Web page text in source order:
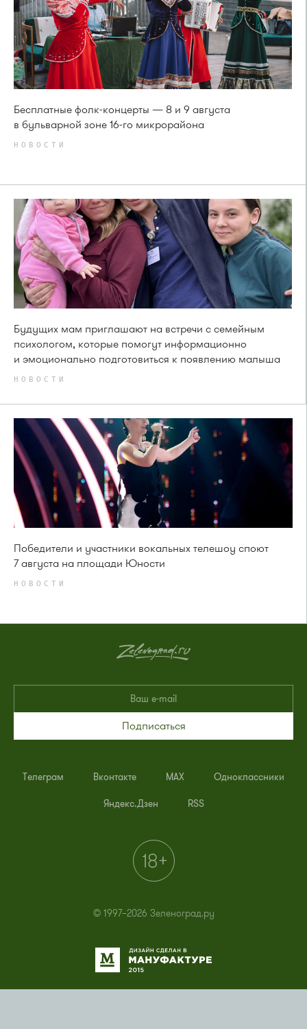
Бесплатные фолк-концерты — 8 и 9 августа
в бульварной зоне 16-го микрорайона
НОВОСТИ
Будущих мам приглашают на встречи с семейным
психологом, которые помогут информационно
и эмоционально подготовиться к появлению малыша
НОВОСТИ
Победители и участники вокальных телешоу споют
7 августа на площади Юности
НОВОСТИ
Подписаться
Телеграм Вконтакте MAX Одноклассники
Яндекс.Дзен RSS
© 1997–2026 Зеленоград.ру